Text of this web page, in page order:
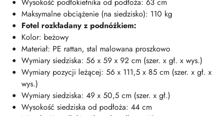
Maksymalne obciążenie (na siedzisko): 110 kg
Fotel rozkładany z podnóżkiem:
Kolor: beżowy
Materiał: PE rattan, stal malowana proszkowo
Wymiary siedziska: 56 x 59 x 92 cm (szer. x gł. x wys.)
Wymiary pozycji leżącej: 56 x 111,5 x 85 cm (szer. x gł. x
wys.)
Wymiary siedziska: 49 x 50,5 cm (szer. x gł.)
Wysokość siedziska od podłoża: 44 cm